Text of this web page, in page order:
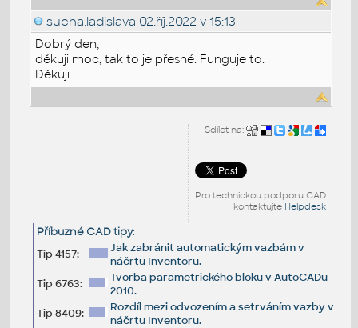
sucha.ladislava 02.říj.2022 v 15:13
Dobrý den,
děkuji moc, tak to je přesné. Funguje to.
Děkuji.
Sdílet na:
Pro technickou podporu CAD
kontaktujte Helpdesk
Příbuzné CAD tipy:
Tip 4157:
Jak zabránit automatickým vazbám v
náčrtu Inventoru.
Tip 6763:
Tvorba parametrického bloku v AutoCADu
2010.
Tip 8409:
Rozdíl mezi odvozením a setrváním vazby v
náčrtu Inventoru.